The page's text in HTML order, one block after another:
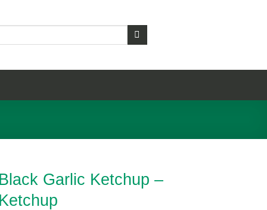
Garlic Ketchup –